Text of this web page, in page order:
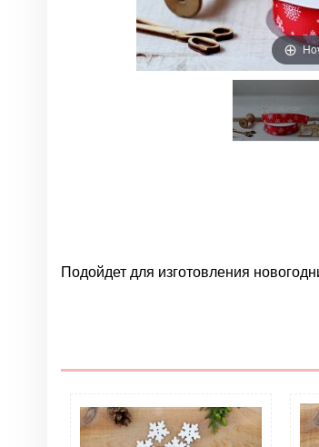
Подойдет для изготовления
Размер